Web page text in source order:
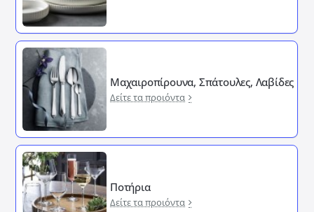
Μαχαιροπίρουνα, Σπάτουλες, Λαβίδες
Δείτε τα προιόντα
Ποτήρια
Δείτε τα προιόντα